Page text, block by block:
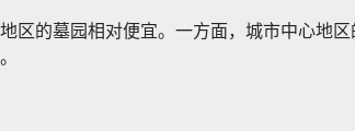
区的墓园相对便宜。一方面，城市中心地